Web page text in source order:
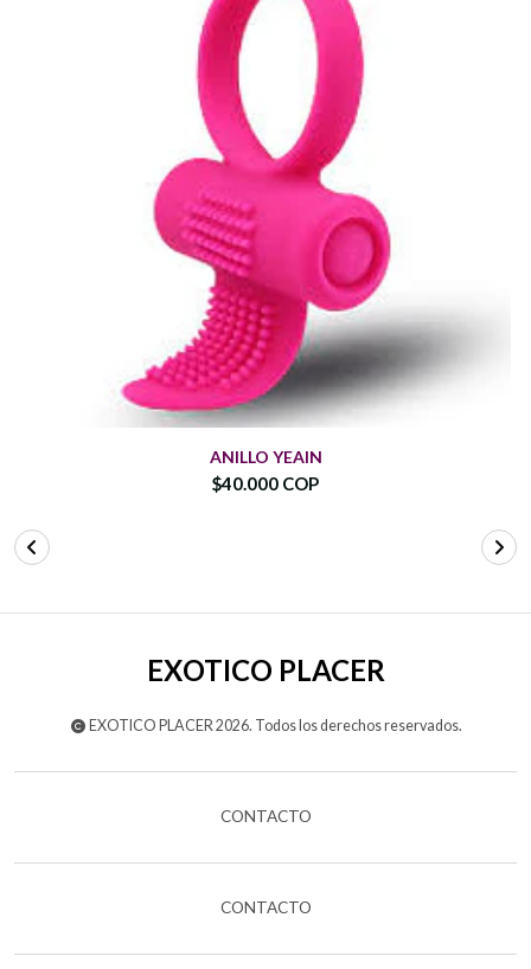
ANILLO YEAIN
$40.000 COP
EXOTICO PLACER
EXOTICO PLACER 2026. Todos los derechos reservados.
CONTACTO
CONTACTO